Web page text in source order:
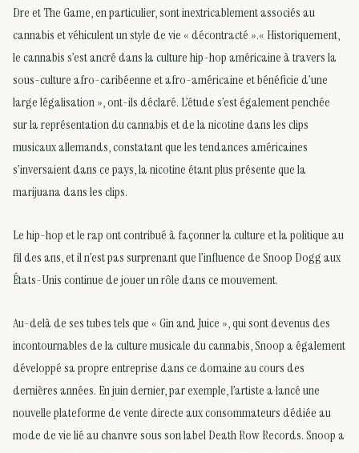
Dre et The Game, en particulier, sont inextricablement associés au
cannabis et véhiculent un style de vie « décontracté ».« Historiquement,
le cannabis s’est ancré dans la culture hip-hop américaine à travers la
sous-culture afro-caribéenne et afro-américaine et bénéficie d’une
large légalisation », ont-ils déclaré. L’étude s’est également penchée
sur la représentation du cannabis et de la nicotine dans les clips
musicaux allemands, constatant que les tendances américaines
s’inversaient dans ce pays, la nicotine étant plus présente que la
marijuana dans les clips.
Le hip-hop et le rap ont contribué à façonner la culture et la politique au
fil des ans, et il n’est pas surprenant que l’influence de Snoop Dogg aux
États-Unis continue de jouer un rôle dans ce mouvement.
Au-delà de ses tubes tels que « Gin and Juice », qui sont devenus des
incontournables de la culture musicale du cannabis, Snoop a également
développé sa propre entreprise dans ce domaine au cours des
dernières années. En juin dernier, par exemple, l’artiste a lancé une
nouvelle plateforme de vente directe aux consommateurs dédiée au
mode de vie lié au chanvre sous son label Death Row Records. Snoop a